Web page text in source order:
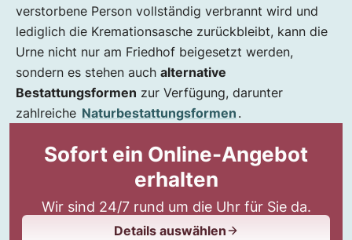
verstorbene Person vollständig verbrannt wird und
lediglich die Kremationsasche zurückbleibt, kann die
Urne nicht nur am Friedhof beigesetzt werden,
sondern es stehen auch alternative
Bestattungsformen zur Verfügung, darunter
zahlreiche Naturbestattungsformen .
Sofort ein Online-Angebot
erhalten
Wir sind 24/7 rund um die Uhr für Sie da.
Details auswählen